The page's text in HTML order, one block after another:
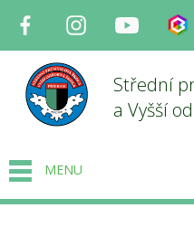
Facebook InstagramYoutube
Střední
a Vyšší
MENU